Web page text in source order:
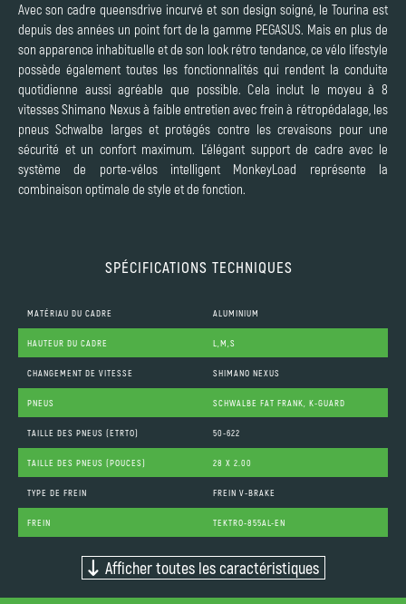
Avec son cadre queensdrive incurvé et son design soigné, le Tourina est
depuis des années un point fort de la gamme PEGASUS. Mais en plus de
son apparence inhabituelle et de son look rétro tendance, ce vélo lifestyle
possède également toutes les fonctionnalités qui rendent la conduite
quotidienne aussi agréable que possible. Cela inclut le moyeu à 8
vitesses Shimano Nexus à faible entretien avec frein à rétropédalage, les
pneus Schwalbe larges et protégés contre les crevaisons pour une
sécurité et un confort maximum. L'élégant support de cadre avec le
système de porte-vélos intelligent MonkeyLoad représente la
combinaison optimale de style et de fonction.
SPÉCIFICATIONS TECHNIQUES
MATÉRIAU DU CADRE ALUMINIUM
HAUTEUR DU CADRE L,M,S
CHANGEMENT DE VITESSE SHIMANO NEXUS
PNEUS SCHWALBE FAT FRANK, K-GUARD
TAILLE DES PNEUS (ETRTO) 50-622
TAILLE DES PNEUS (POUCES) 28 X 2.00
TYPE DE FREIN FREIN V-BRAKE
FREIN TEKTRO-855AL-EN
Afficher toutes les caractéristiques